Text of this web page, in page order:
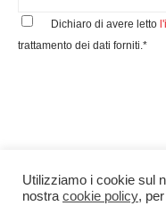
Dichiaro di avere letto
trattamento dei dati forniti.*
Utilizziamo i cookie sul
nostra cookie policy,